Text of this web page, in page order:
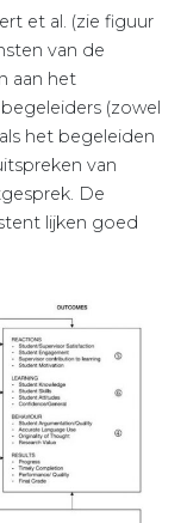
et al. (zie figuur
van de
aan het
(zowel
het begeleiden
van
De
lijken goed